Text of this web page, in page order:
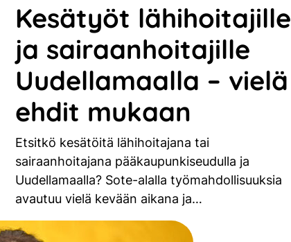
Kesätyöt lähihoitajille
ja sairaanhoitajille
Uudellamaalla – vielä
ehdit mukaan
Etsitkö kesätöitä lähihoitajana tai
sairaanhoitajana pääkaupunkiseudulla ja
Uudellamaalla? Sote-alalla työmahdollisuuksia
avautuu vielä kevään aikana ja…